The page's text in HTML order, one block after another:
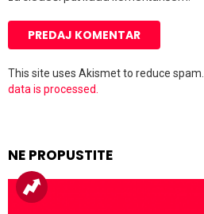
This site uses Akismet to reduce spam.
data is processed.
NE PROPUSTITE